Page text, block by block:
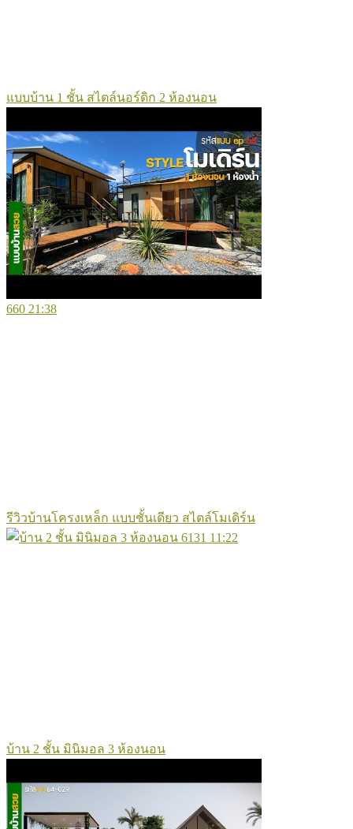
แบบบ้าน 1 ชั้น สไตล์นอร์ดิก 2 ห้องนอน
660 21:38
รีวิวบ้านโครงเหล็ก แบบชั้นเดียว สไตล์โมเดิร์น
6131 11:22
บ้าน 2 ชั้น มินิมอล 3 ห้องนอน